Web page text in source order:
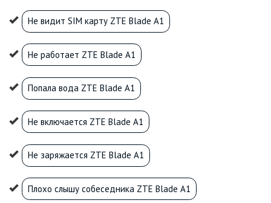
Не видит SIM карту ZTE Blade A1
Не работает ZTE Blade A1
Попала вода ZTE Blade A1
Не включается ZTE Blade A1
Не заряжается ZTE Blade A1
Плохо слышу собеседника ZTE Blade A1